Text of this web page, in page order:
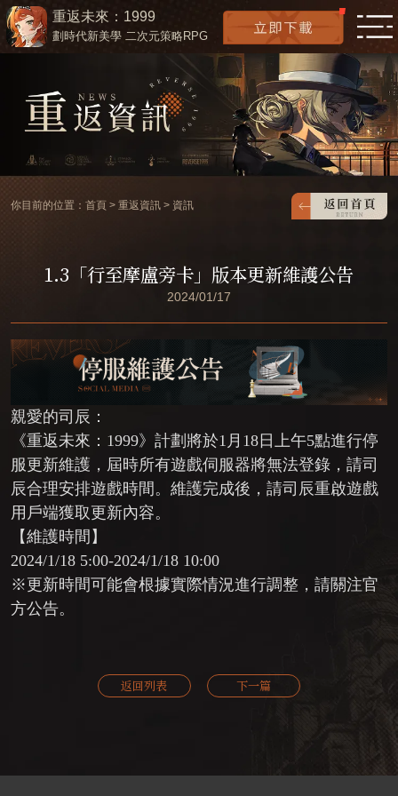
重返未來：1999
劃時代新美學 二次元策略RPG
你目前的位置： 首頁> 重返資訊> 資訊
1.3「行至摩盧旁卡」版本更新維護公告
2024/01/17
親愛的司辰：
《重返未來：1999》計劃將於1月18日上午5點進行停
服更新維護，屆時所有遊戲伺服器將無法登錄，請司
辰合理安排遊戲時間。維護完成後，請司辰重啟遊戲
用戶端獲取更新內容。
【維護時間】
2024/1/18 5:00-2024/1/18 10:00
※更新時間可能會根據實際情況進行調整，請關注官
方公告。
停服維護補償：純雨滴*300，苦目糖罐（限時）*2
返回列表 下一篇